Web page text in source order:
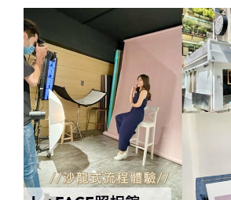
惠
團
購
(新
手
滑
板
免
費
教
學)
Bomgogo
Govivo
T6
全
方
位
懸
臂
支
架，
手
機